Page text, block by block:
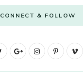
CONNECT & FOLLOW
G
I
P
V